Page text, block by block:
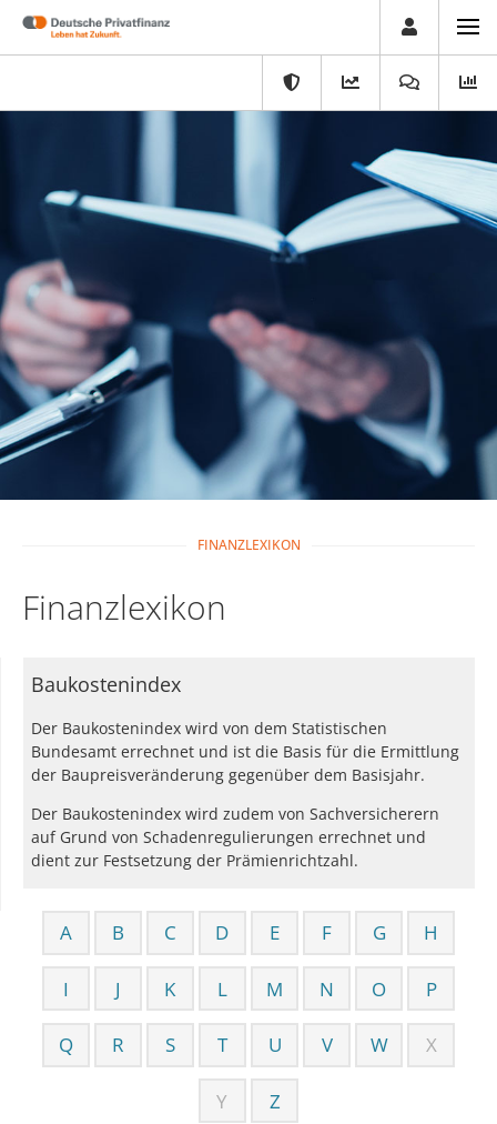
FINANZLEXIKON
Finanzlexikon
A B C D E F G H
I J K L M N O P
Q R S T U V W X
Y Z
Baukostenindex
Der Baukostenindex wird von dem Statistischen
Bundesamt errechnet und ist die Basis für die Ermittlung
der Baupreisveränderung gegenüber dem Basisjahr.
Der Baukostenindex wird zudem von Sachversicherern
auf Grund von Schadenregulierungen errechnet und
dient zur Festsetzung der Prämienrichtzahl.